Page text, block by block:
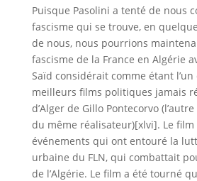
Puisque Pasolini a tenté de nous
fascisme qui se trouve, en
de nous, nous pourrions
fascisme de la France en Algérie
Saïd considérait comme étant l’un
meilleurs films politiques jamais
d’Alger de Gillo Pontecorvo
du même réalisateur)[xlvi]. Le
événements qui ont entouré la
urbaine du FLN, qui combattait
de l’Algérie. Le film a été tourné